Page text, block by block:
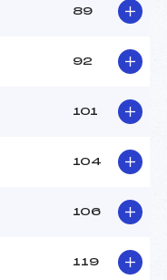
89
92
101
104
106
119